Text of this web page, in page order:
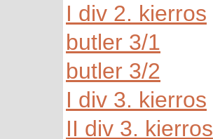
I div 2. kierros
butler 3/1
butler 3/2
I div 3. kierros
II div 3. kierros